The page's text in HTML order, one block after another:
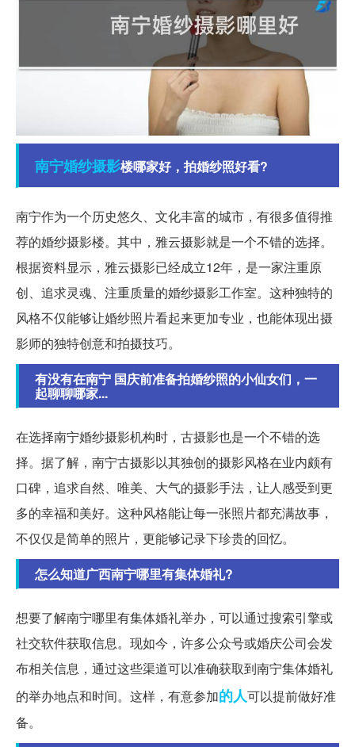
南宁婚纱摄影楼哪家好，拍婚纱照好看?
南宁作为一个历史悠久、文化丰富的城市，有很多值得推
荐的婚纱摄影楼。其中，雅云摄影就是一个不错的选择。
根据资料显示，雅云摄影已经成立12年，是一家注重原
创、追求灵魂、注重质量的婚纱摄影工作室。这种独特的
风格不仅能够让婚纱照片看起来更加专业，也能体现出摄
影师的独特创意和拍摄技巧。
有没有在南宁 国庆前准备拍婚纱照的小仙女们，一
起聊聊哪家...
在选择南宁婚纱摄影机构时，古摄影也是一个不错的选
择。据了解，南宁古摄影以其独创的摄影风格在业内颇有
口碑，追求自然、唯美、大气的摄影手法，让人感受到更
多的幸福和美好。这种风格能让每一张照片都充满故事，
不仅仅是简单的照片，更能够记录下珍贵的回忆。
怎么知道广西南宁哪里有集体婚礼?
想要了解南宁哪里有集体婚礼举办，可以通过搜索引擎或
社交软件获取信息。现如今，许多公众号或婚庆公司会发
布相关信息，通过这些渠道可以准确获取到南宁集体婚礼
的举办地点和时间。这样，有意参加的人可以提前做好准
备。